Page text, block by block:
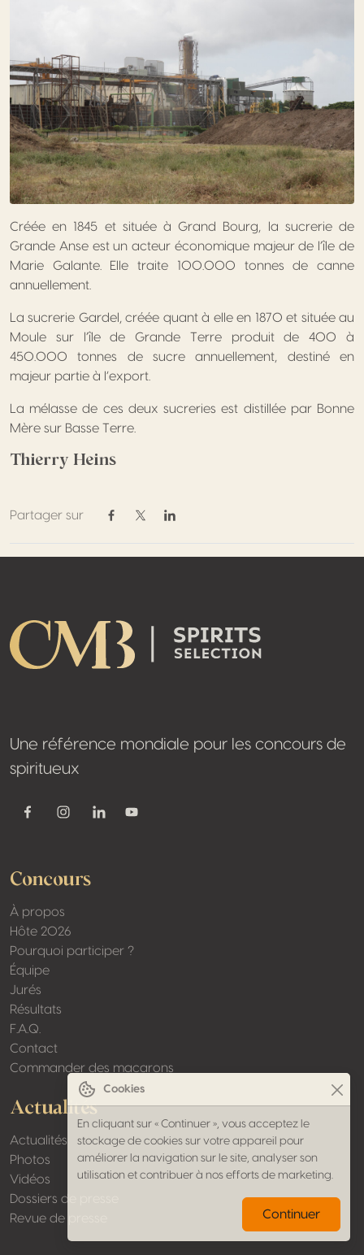
Créée en 1845 et située à Grand Bourg, la sucrerie de
Grande Anse est un acteur économique majeur de l’île de
Marie Galante. Elle traite 100.000 tonnes de canne
annuellement.
La sucrerie Gardel, créée quant à elle en 1870 et située au
Moule sur l’île de Grande Terre produit de 400 à
450.000 tonnes de sucre annuellement, destiné en
majeur partie à l’export.
La mélasse de ces deux sucreries est distillée par Bonne
Mère sur Basse Terre.
Thierry Heins
Partager sur
Partager sur Facebook
Partager sur Twitter / X
Partager sur Linkedin
Footer
Une référence mondiale pour les concours de
spiritueux
FacebookInstagramLinkedinYoutube
Concours
À propos
Hôte 2026
Pourquoi participer ?
Équipe
Jurés
Résultats
F.A.Q.
Contact
Commander des macarons
Actualités
Actualités
Photos
Vidéos
Dossiers de presse
Revue de presse
Cookies
En cliquant sur « Continuer », vous acceptez le
stockage de cookies sur votre appareil pour
améliorer la navigation sur le site, analyser son
utilisation et contribuer à nos efforts de marketing.
Continuer